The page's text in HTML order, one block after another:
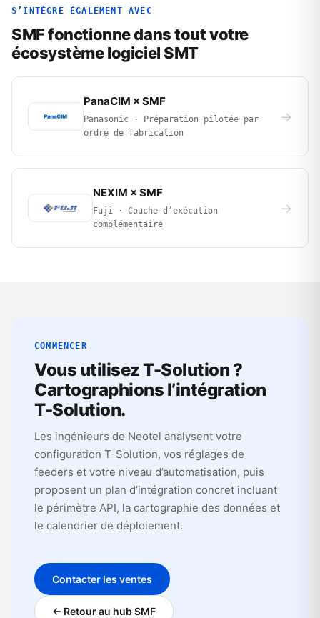
S’INTÈGRE ÉGALEMENT AVEC
SMF fonctionne dans tout votre
écosystème logiciel SMT
PanaCIM × SMF
Panasonic · Préparation pilotée par
ordre de fabrication
→
NEXIM × SMF
Fuji · Couche d’exécution
complémentaire
→
COMMENCER
Vous utilisez T-Solution ?
Cartographions l’intégration
T-Solution.
Les ingénieurs de Neotel analysent votre
configuration T-Solution, vos réglages de
feeders et votre niveau d’automatisation, puis
proposent un plan d’intégration concret incluant
le périmètre API, la cartographie des données et
le calendrier de déploiement.
Contacter les ventes
← Retour au hub SMF